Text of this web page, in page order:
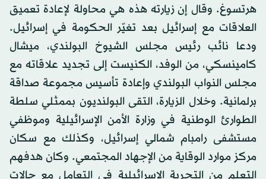
هرتسوغ. وقال إن زيارته هذه هي محاولة لإعادة تعميق
العلاقات مع إسرائيل بعد تغيّر الحكومة في إسرائيل.
ودعا نائب رئيس مجلس الشيوخ البولندي، ميشال
كامينسكي، من الوفد، الكنيست إلى تجديد علاقاته مع
مجلس النواب البولندي وإعادة تأسيس مجموعة صداقة
برلمانية. وخلال الزيارة، التقى البولنديون بممثلي سلطة
الطوارئ الوطنية في وزارة الأمن الإسرائيلية وموظفي
مستشفى رامبام شمالي إسرائيل، وكذلك مع سكان
مركز موارد الوقاية من الإجهاد المجتمعي. وكان هدفهم
التعلم من التجربة الإسرائيلية في التعامل مع حالات